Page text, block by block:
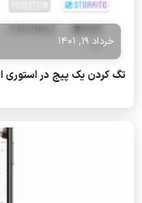
خرداد 19, 1401
تگ كردن یک پیج در استوری